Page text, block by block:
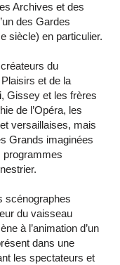
Archives et des
des Gardes
siècle) en particulier.
du
et de la
Gissey et les frères
de l’Opéra, les
versaillaises, mais
Grands imaginées
programmes
scénographes
du vaisseau
à l’animation d’un
dans une
les spectateurs et